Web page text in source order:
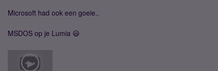
Microsoft had ook een goeie..
MSDOS op je Lumia 😃